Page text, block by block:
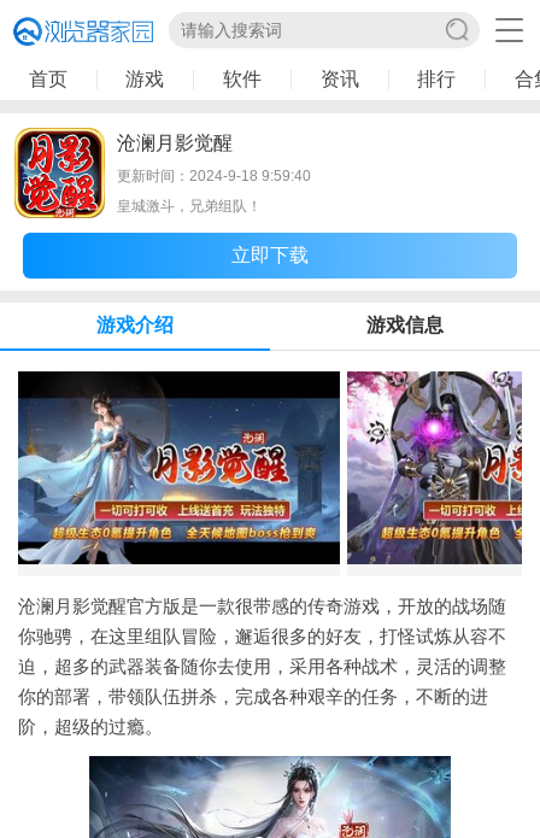
首页 游戏 软件 资讯 排行 合
沧澜月影觉醒
更新时间：2024-9-18 9:59:40
皇城激斗，兄弟组队！
立即下载
游戏介绍 游戏信息
沧澜月影觉醒官方版是一款很带感的传奇游戏，开放的战场随
你驰骋，在这里组队冒险，邂逅很多的好友，打怪试炼从容不
迫，超多的武器装备随你去使用，采用各种战术，灵活的调整
你的部署，带领队伍拼杀，完成各种艰辛的任务，不断的进
阶，超级的过瘾。